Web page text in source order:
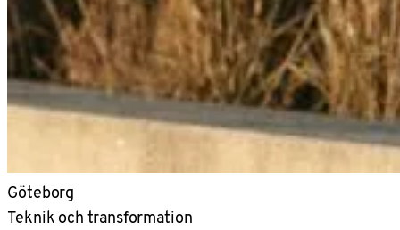
Göteborg
Teknik och transformation